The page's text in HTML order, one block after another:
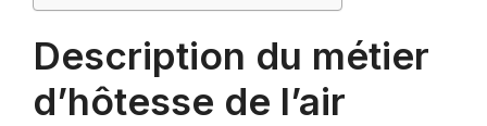
Description du métier
d’hôtesse de l’air